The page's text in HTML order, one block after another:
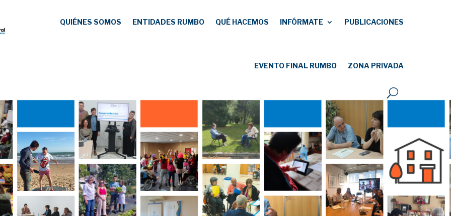
QUIÉNES SOMOS ENTIDADES RUMBO QUÉ HACEMOS INFÓRMATE PUBLICACIONES
EVENTO FINAL RUMBO ZONA PRIVADA